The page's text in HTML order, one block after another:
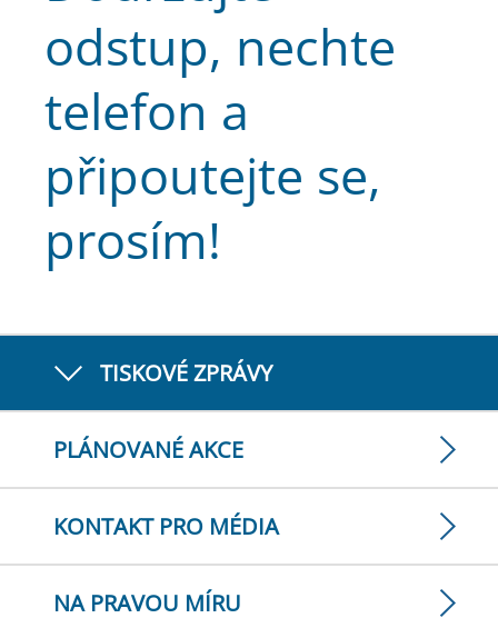
odstup, nechte
telefon a
připoutejte se,
prosím!
TISKOVÉ ZPRÁVY
PLÁNOVANÉ AKCE
KONTAKT PRO MÉDIA
NA PRAVOU MÍRU